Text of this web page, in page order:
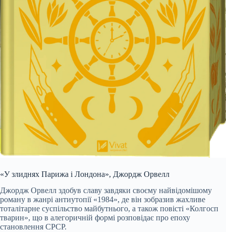
«У злиднях Парижа і Лондона», Джордж Орвелл
Джордж Орвелл здобув славу завдяки своєму найвідомішому
роману в жанрі антиутопії «1984», де він зобразив жахливе
тоталітарне суспільство майбутнього, а також повісті «Колгосп
тварин», що в алегоричній формі розповідає про епоху
становлення СРСР.